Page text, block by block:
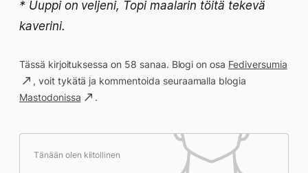
* Uuppi on veljeni, Topi maalarin töitä tekevä
kaverini.
Tässä kirjoituksessa on 58 sanaa. Blogi on osa Fediversumia
, voit tykätä ja kommentoida seuraamalla blogia
Mastodonissa
.
Tänään olen kiitollinen